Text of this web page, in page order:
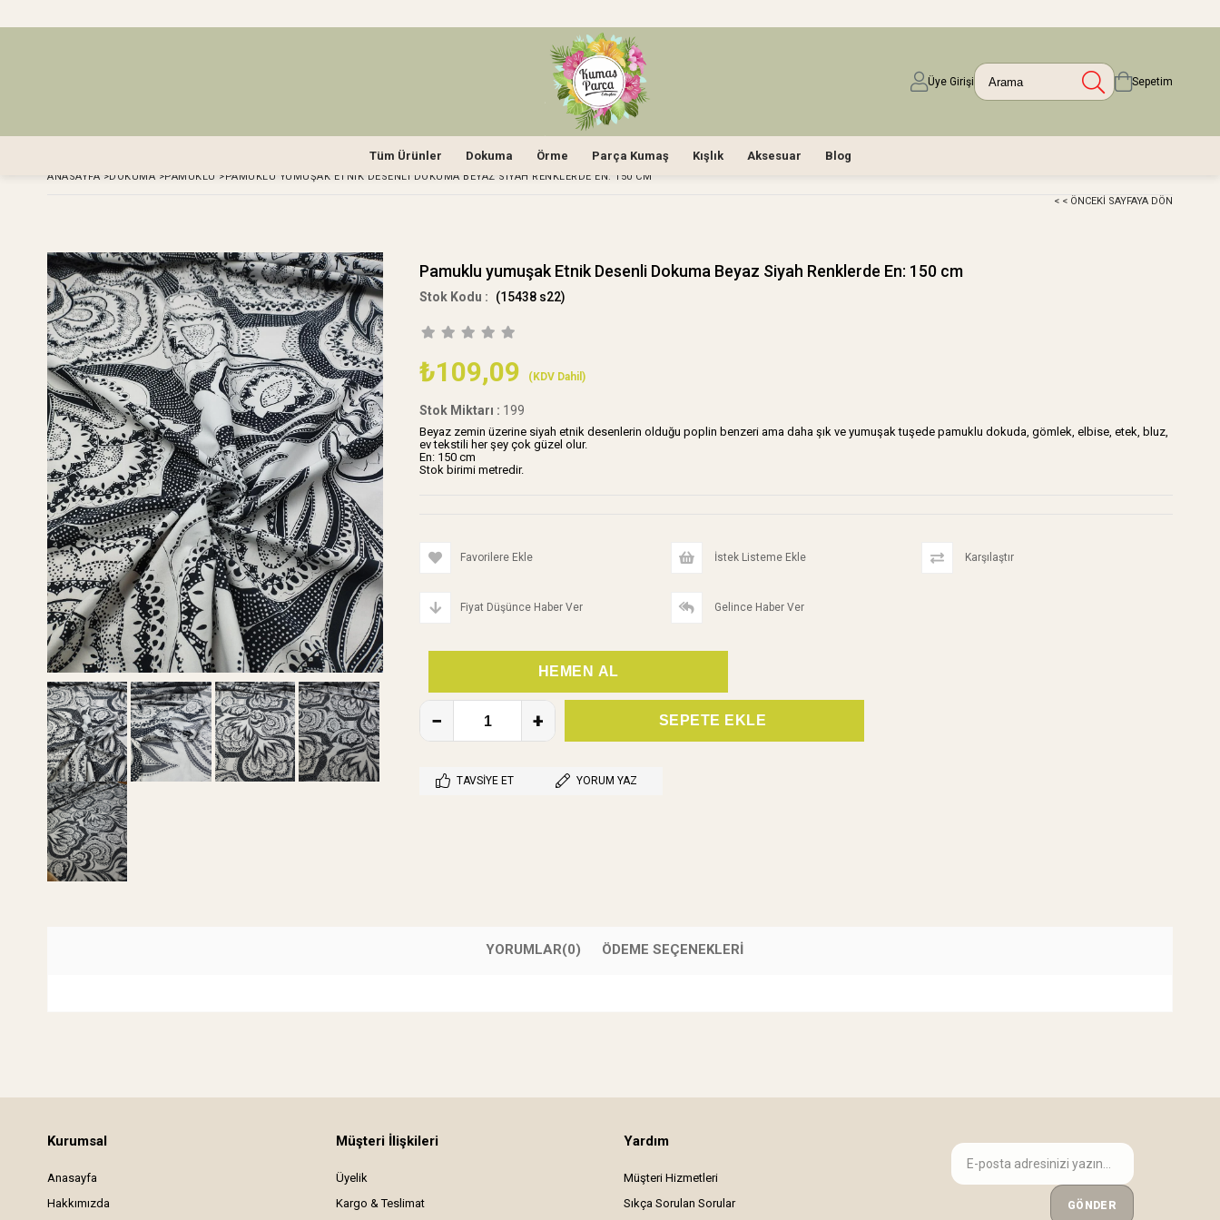
Üye Girişi Sepetim
Tüm Ürünler Dokuma Örme Parça Kumaş Kışlık Aksesuar Blog
ANASAYFA >DOKUMA >PAMUKLU >PAMUKLU YUMUŞAK ETNIK DESENLI DOKUMA BEYAZ SIYAH RENKLERDE EN: 150 CM
< < ÖNCEKI SAYFAYA DÖN
Pamuklu yumuşak Etnik Desenli Dokuma Beyaz Siyah Renklerde En: 150 cm
(15438 s22)
₺109,09 (KDV Dahil)
Stok Miktarı : 199
Beyaz zemin üzerine siyah etnik desenlerin olduğu poplin benzeri ama daha şık ve yumuşak tuşede pamuklu dokuda, gömlek, elbise, etek, bluz,
ev tekstili her şey çok güzel olur.
En: 150 cm
Stok birimi metredir.
Favorilere Ekle İstek Listeme Ekle Karşılaştır
Fiyat Düşünce Haber Ver Gelince Haber Ver
TAVSIYE ET YORUM YAZ
YORUMLAR(0) ÖDEME SEÇENEKLERI
Kurumsal
Anasayfa
Hakkımızda
Müşteri İlişkileri
Üyelik
Kargo & Teslimat
Yardım
Müşteri Hizmetleri
Sıkça Sorulan Sorular
GÖNDER